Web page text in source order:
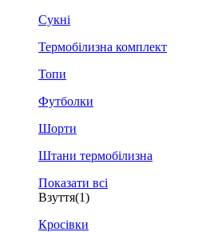
Сукні
Термобілизна комплект
Топи
Футболки
Шорти
Штани термобілизна
Показати всі
Взуття(1)
Кросівки